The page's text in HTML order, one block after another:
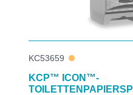
KC53659
KCP™ ICON™-